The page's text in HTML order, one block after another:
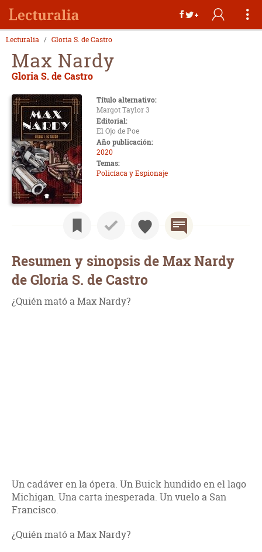
Lecturalia Gloria S. de Castro
Max Nardy
Gloria S. de Castro
Título alternativo:
Margot Taylor 3
Editorial:
El Ojo de Poe
Año publicación:
2020
Temas:
Policíaca y Espionaje
Resumen y sinopsis de Max Nardy
de Gloria S. de Castro
¿Quién mató a Max Nardy?
Un cadáver en la ópera. Un Buick hundido en el lago
Michigan. Una carta inesperada. Un vuelo a San
Francisco.
¿Quién mató a Max Nardy?